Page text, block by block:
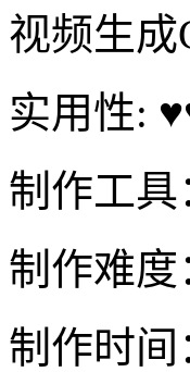
视频生
实用性:
制作工
制作难
制作时间